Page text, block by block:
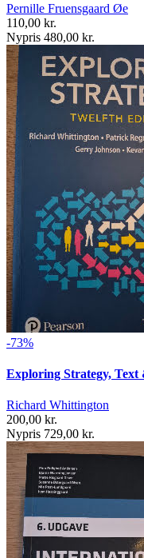
Pernille Fruensgaard Øe
110,00 kr.
Nypris 480,00 kr.
-73%
Exploring Strategy, Text
Richard Whittington
200,00 kr.
Nypris 729,00 kr.